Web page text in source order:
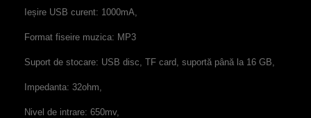
Ieșire USB curent: 1000mA
Format fiseire muzica: MP3
Suport de stocare: USB disc TF card suportă până la 16 GB
Impedanta: 32ohm
N ivel de intrare: 650mv,